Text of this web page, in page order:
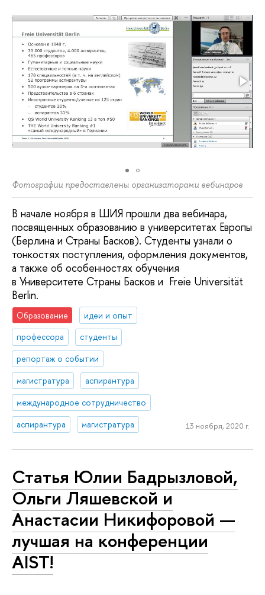
Фотографии предоставлены организаторами вебинаров
В начале ноября в ШИЯ прошли два вебинара,
посвященных образованию в университетах Европы
(Берлина и Страны Басков). Студенты узнали о
тонкостях поступления, оформления документов,
а также об особенностях обучения
в Университете Страны Басков и Freie Universität
Berlin.
Образование
идеи и опыт
профессора
студенты
репортаж о событии
магистратура
аспирантура
международное сотрудничество
аспирантура
магистратура 13 ноября, 2020 г.
Статья Юлии Бадрызловой,
Ольги Ляшевской и
Анастасии Никифоровой —
лучшая на конференции
AIST!